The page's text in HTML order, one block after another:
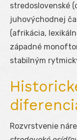
stredoslovenské
juhovýchodnej
(afrikácia,
západné
stabilným
Rozvrstvenie